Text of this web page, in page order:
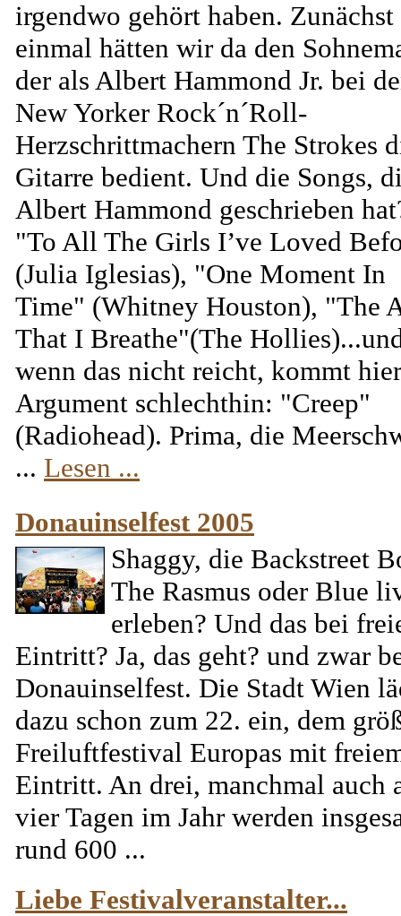
irgendwo gehört haben. Zunächst
einmal hätten wir da den
der als Albert Hammond Jr. bei
New Yorker Rock´n´Roll-
Herzschrittmachern The Strokes
Gitarre bedient. Und die Songs,
Albert Hammond geschrieben
"To All The Girls I’ve Loved
(Julia Iglesias), "One Moment In
Time" (Whitney Houston), "The
That I Breathe"(The
wenn das nicht reicht, kommt
Argument schlechthin: "Creep"
(Radiohead). Prima, die
... Lesen ...
Donauinselfest 2005
Shaggy, die Backstreet
The Rasmus oder Blue
erleben? Und das bei
Eintritt? Ja, das geht? und zwar
Donauinselfest. Die Stadt Wien
dazu schon zum 22. ein, dem
Freiluftfestival Europas mit
Eintritt. An drei, manchmal auch
vier Tagen im Jahr werden
rund 600 ...
Liebe Festivalveranstalter...